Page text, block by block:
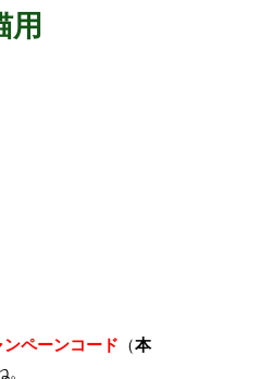
用
ンペーンコード （本